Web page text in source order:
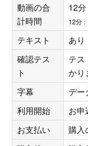
動画の合
計時間
12分
12分 :
テキスト
あり
確認テス
ト
テス
かり
字幕
デー
利用開始
お申
お支払い
購入